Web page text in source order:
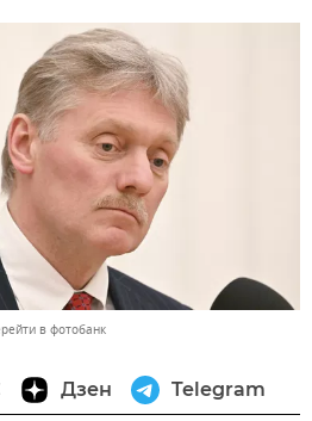
в фотобанк
Дзен Telegram